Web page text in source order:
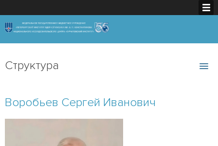
Структура
Воробьев Сергей Иванович